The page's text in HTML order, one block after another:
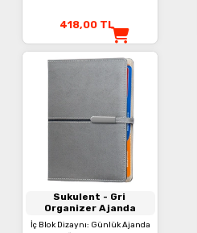
418,00 TL
Sukulent - Gri
Organizer Ajanda
İç Blok Dizaynı: Günlük Ajanda